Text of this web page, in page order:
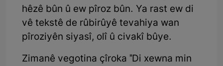
hêzê bûn û ew pîroz bûn. Ya rast ew di
vê tekstê de rûbirûyê tevahiya wan
pîroziyên siyasî, olî û civakî bûye.
Zimanê vegotina çîroka "Di xewna min